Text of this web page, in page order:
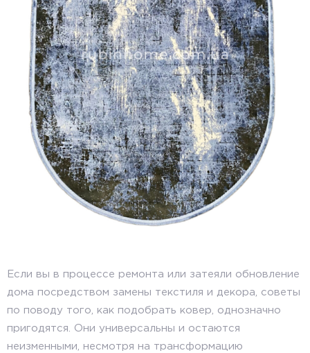
Если вы в процессе ремонта или затеяли обновление
дома посредством замены текстиля и декора, советы
по поводу того, как подобрать ковер, однозначно
пригодятся. Они универсальны и остаются
неизменными, несмотря на трансформацию